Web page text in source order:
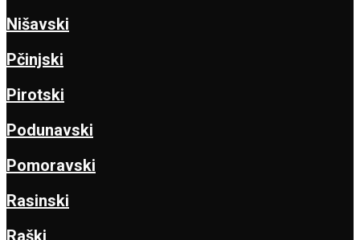
Nišavski
Pčinjski
Pirotski
Podunavski
Pomoravski
Rasinski